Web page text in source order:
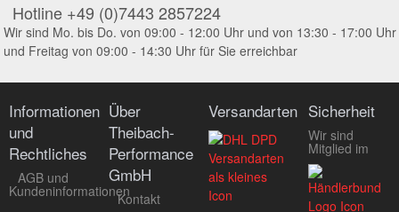
Hotline +49 (0)7443 2857224
Wir sind Mo. bis Do. von 09:00 - 12:00 Uhr und von 13:30 - 17:00 Uhr
und Freitag von 09:00 - 14:30 Uhr für Sie erreichbar
Informationen
und
Rechtliches
AGB und
Kundeninformationen
Über
Theibach-
Performance
GmbH
Kontakt
Versandarten Sicherheit
Wir sind
Mitglied im